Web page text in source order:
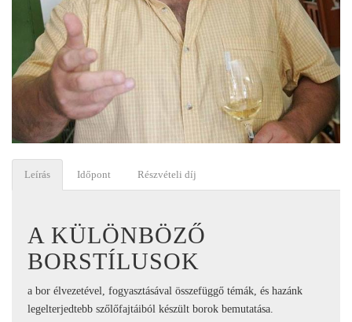
Leírás Időpont Részvételi díj
A KÜLÖNBÖZŐ
BORSTÍLUSOK
a bor élvezetével, fogyasztásával összefüggő témák, és hazánk
legelterjedtebb szőlőfajtáiból készült borok bemutatása.